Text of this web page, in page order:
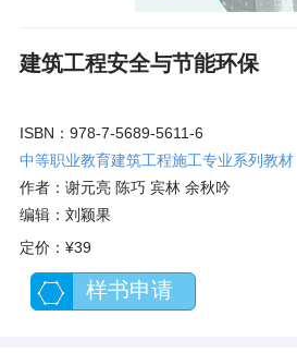
建筑工程安全与节能环保
ISBN：978-7-5689-5611-6
中等职业教育建筑工程施工专业系列教材
作者：谢元亮 陈巧 宾林 余秋吟
编辑：刘颖果
定价： ¥39
样书申请